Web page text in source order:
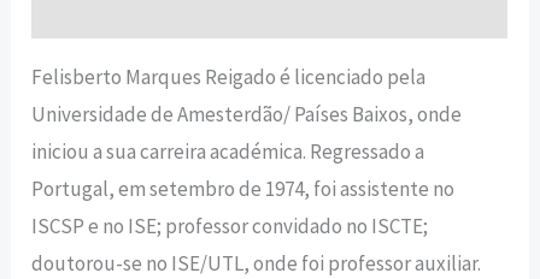
Felisberto Marques Reigado é licenciado pela
Universidade de Amesterdão/ Países Baixos, onde
iniciou a sua carreira académica. Regressado a
Portugal, em setembro de 1974, foi assistente no
ISCSP e no ISE; professor convidado no ISCTE;
doutorou-se no ISE/UTL, onde foi professor auxiliar.